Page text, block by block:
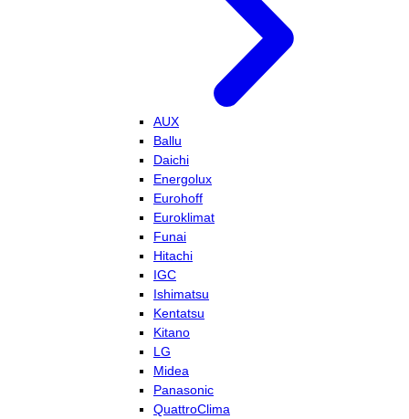
AUX
Ballu
Daichi
Energolux
Eurohoff
Euroklimat
Funai
Hitachi
IGC
Ishimatsu
Kentatsu
Kitano
LG
Midea
Panasonic
QuattroClima